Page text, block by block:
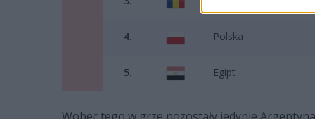
4. Polska
5. Egipt